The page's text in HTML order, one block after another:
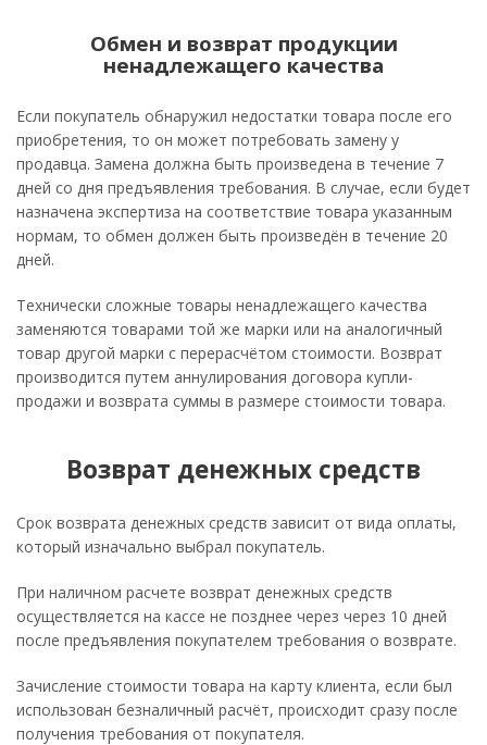
Обмен и возврат продукции
ненадлежащего качества
Если покупатель обнаружил недостатки товара после его
приобретения, то он может потребовать замену у
продавца. Замена должна быть произведена в течение 7
дней со дня предъявления требования. В случае, если будет
назначена экспертиза на соответствие товара указанным
нормам, то обмен должен быть произведён в течение 20
дней.
Технически сложные товары ненадлежащего качества
заменяются товарами той же марки или на аналогичный
товар другой марки с перерасчётом стоимости. Возврат
производится путем аннулирования договора купли-
продажи и возврата суммы в размере стоимости товара.
Возврат денежных средств
Срок возврата денежных средств зависит от вида оплаты,
который изначально выбрал покупатель.
При наличном расчете возврат денежных средств
осуществляется на кассе не позднее через через 10 дней
после предъявления покупателем требования о возврате.
Зачисление стоимости товара на карту клиента, если был
использован безналичный расчёт, происходит сразу после
получения требования от покупателя.